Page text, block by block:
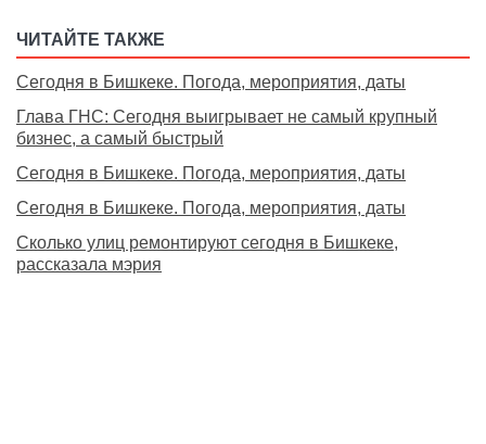
ЧИТАЙТЕ ТАКЖЕ
Сегодня в Бишкеке. Погода, мероприятия, даты
Глава ГНС: Сегодня выигрывает не самый крупный
бизнес, а самый быстрый
Сегодня в Бишкеке. Погода, мероприятия, даты
Сегодня в Бишкеке. Погода, мероприятия, даты
Сколько улиц ремонтируют сегодня в Бишкеке,
рассказала мэрия